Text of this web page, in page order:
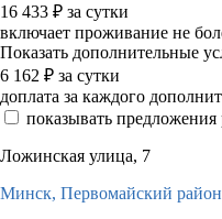
16 433 ₽ за сутки
включает проживание не
Показать дополнительные
6 162 ₽ за сутки
доплата за каждого
показывать предложения
Ложинская улица, 7
Минск, Первомайский район